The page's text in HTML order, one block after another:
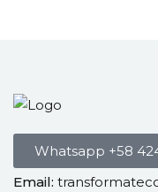
Whatsapp +58
Email: